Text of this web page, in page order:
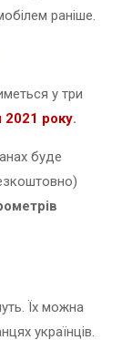
раніше.
у три
2021 року.
буде
Їх можна
українців.